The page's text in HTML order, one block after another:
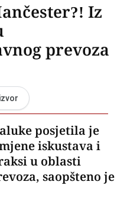
Iz
prevoza
posjetila je
iskustava i
u oblasti
saopšteno je